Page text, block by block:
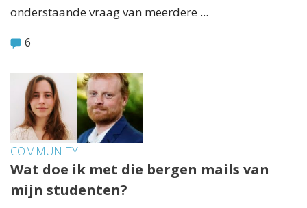
onderstaande vraag van meerdere ...
6
COMMUNITY
Wat doe ik met die bergen mails van
mijn studenten?